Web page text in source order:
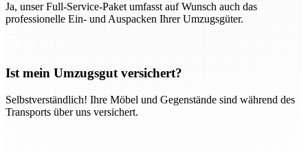
Ja, unser Full-Service-Paket umfasst auf Wunsch auch das
professionelle Ein- und Auspacken Ihrer Umzugsgüter.
Ist mein Umzugsgut versichert?
Selbstverständlich! Ihre Möbel und Gegenstände sind während des
Transports über uns versichert.